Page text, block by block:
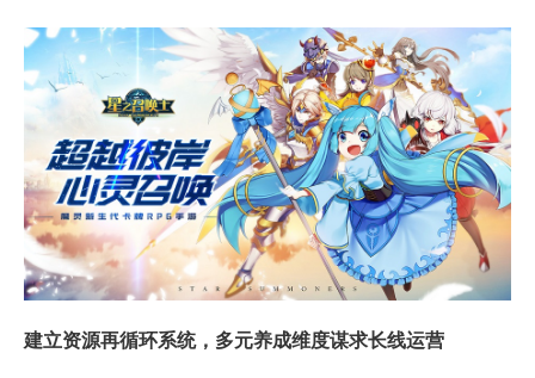
建立资源再循环系统，多元养成维度谋求长线运营